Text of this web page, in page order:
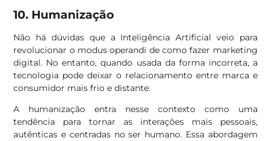
10. Humanização
Não há dúvidas que a Inteligência Artificial veio para
revolucionar o modus operandi de como fazer marketing
digital. No entanto, quando usada da forma incorreta, a
tecnologia pode deixar o relacionamento entre marca e
consumidor mais frio e distante.
A humanização entra nesse contexto como uma
tendência para tornar as interações mais pessoais,
autênticas e centradas no ser humano. Essa abordagem